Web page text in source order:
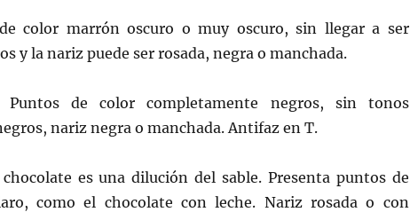
color marrón oscuro o muy oscuro, sin llegar a ser
y la nariz puede ser rosada, negra o manchada.
Puntos de color completamente negros, sin tonos
nariz negra o manchada. Antifaz en T.
es una dilución del sable. Presenta puntos de
como el chocolate con leche. Nariz rosada o con